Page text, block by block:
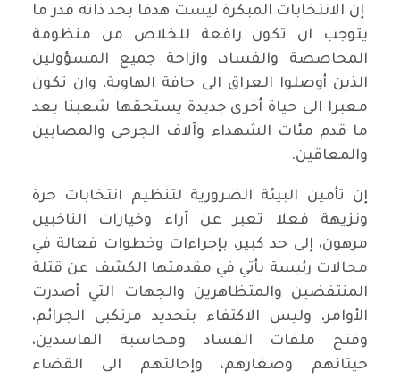
إن الانتخابات المبكرة ليست هدفا بحد ذاته قدر ما
يتوجب ان تكون رافعة للخلاص من منظومة
المحاصصة والفساد، وازاحة جميع المسؤولين
الذين أوصلوا العراق الى حافة الهاوية، وان تكون
معبرا الى حياة أخرى جديدة يستحقها شعبنا بعد
ما قدم مئات الشهداء وآلاف الجرحى والمصابين
والمعاقين.
إن تأمين البيئة الضرورية لتنظيم انتخابات حرة
ونزيهة فعلا تعبر عن آراء وخيارات الناخبين
مرهون، إلى حد كبير، بإجراءات وخطوات فعالة في
مجالات رئيسة يأتي في مقدمتها الكشف عن قتلة
المنتفضين والمتظاهرين والجهات التي أصدرت
الأوامر، وليس الاكتفاء بتحديد مرتكبي الجرائم،
وفتح ملفات الفساد ومحاسبة الفاسدين،
حيتانهم وصغارهم، وإحالتهم الى القضاء